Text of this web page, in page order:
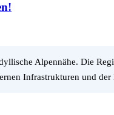
Alpennähe. Die
Infrastrukturen und